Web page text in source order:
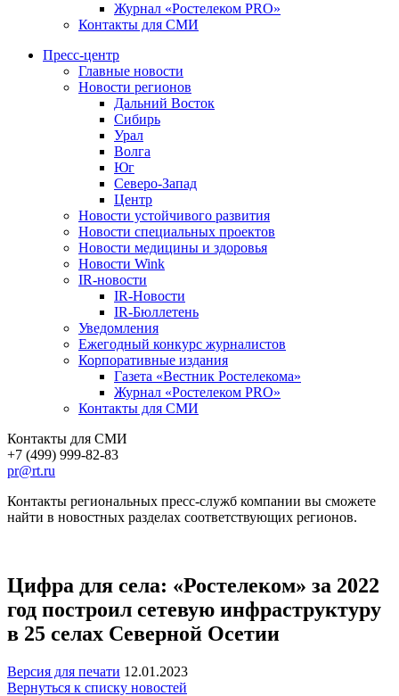
Журнал «Ростелеком PRO»
Контакты для СМИ
Пресс-центр
Главные новости
Новости регионов
Дальний Восток
Сибирь
Урал
Волга
Юг
Северо-Запад
Центр
Новости устойчивого развития
Новости специальных проектов
Новости медицины и здоровья
Новости Wink
IR-новости
IR-Новости
IR-Бюллетень
Уведомления
Ежегодный конкурс журналистов
Корпоративные издания
Газета «Вестник Ростелекома»
Журнал «Ростелеком PRO»
Контакты для СМИ
Контакты для СМИ
+7 (499) 999-82-83
pr@rt.ru
Контакты региональных пресс-служб компании вы сможете
найти в новостных разделах соответствующих регионов.
Цифра для села: «Ростелеком» за 2022
год построил сетевую инфраструктуру
в 25 селах Северной Осетии
Версия для печати 12.01.2023
Вернуться к списку новостей